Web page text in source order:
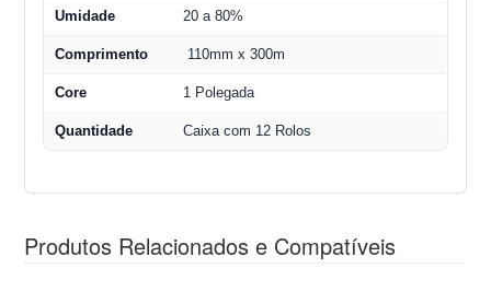
Umidade 20 a 80%
Comprimento 110mm x 300m
Core 1 Polegada
Quantidade Caixa com 12 Rolos
Produtos Relacionados e Compatíveis